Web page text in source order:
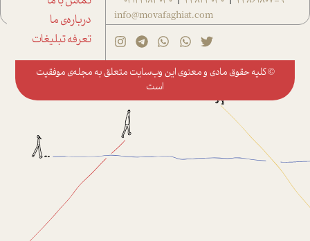
info@movafaghiat.com
درباره‌ی ما
تعرفه تبلیغات
© کلیه حقوق مادی و معنوی این وب‌سایت متعلق به مجله‌ی موفقیت
است